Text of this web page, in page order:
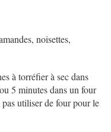
noisettes,
à torréfier à sec dans
5 minutes dans un four
utiliser de four pour le